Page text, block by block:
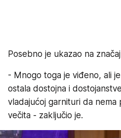
Posebno je ukazao na
- Mnogo toga je viđeno, ali
ostala dostojna i
vladajućoj garnituri da
večita - zaključio je.